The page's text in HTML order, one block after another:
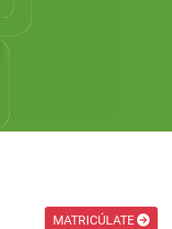
MATRICÚLATE